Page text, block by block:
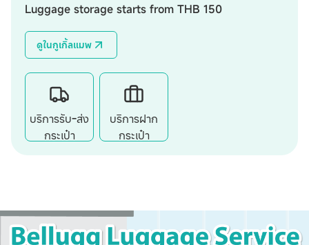
Luggage storage starts from THB 150
ดูในกูเกิ้ลแมพ
บริการรับ-ส่ง
กระเป๋า
บริการฝาก
กระเป๋า